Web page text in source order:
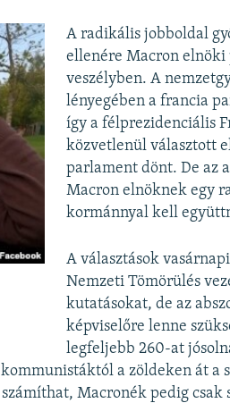
A radikális jobboldal
ellenére Macron elnöki
veszélyben. A
lényegében a francia
így a félprezidenciális
közvetlenül választott
parlament dönt. De az
Macron elnöknek egy
kormánnyal kell
A választások
Nemzeti Tömörülés
kutatásokat, de az
képviselőre lenne
legfeljebb 260-at
a zöldeken át a
Macronék pedig csak